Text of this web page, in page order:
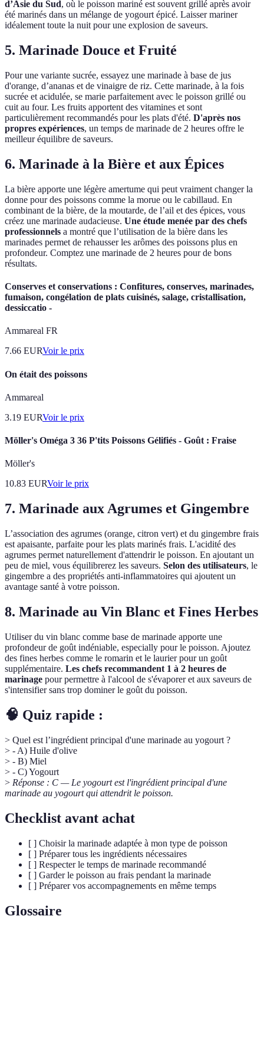
d’Asie du Sud, où le poisson mariné est souvent grillé après avoir
été marinés dans un mélange de yogourt épicé. Laisser mariner
idéalement toute la nuit pour une explosion de saveurs.
5. Marinade Douce et Fruité
Pour une variante sucrée, essayez une marinade à base de jus
d'orange, d’ananas et de vinaigre de riz. Cette marinade, à la fois
sucrée et acidulée, se marie parfaitement avec le poisson grillé ou
cuit au four. Les fruits apportent des vitamines et sont
particulièrement recommandés pour les plats d'été. D'après nos
propres expériences, un temps de marinade de 2 heures offre le
meilleur équilibre de saveurs.
6. Marinade à la Bière et aux Épices
La bière apporte une légère amertume qui peut vraiment changer la
donne pour des poissons comme la morue ou le cabillaud. En
combinant de la bière, de la moutarde, de l’ail et des épices, vous
créez une marinade audacieuse. Une étude menée par des chefs
professionnels a montré que l’utilisation de la bière dans les
marinades permet de rehausser les arômes des poissons plus en
profondeur. Comptez une marinade de 2 heures pour de bons
résultats.
Conserves et conservations : Confitures, conserves, marinades,
fumaison, congélation de plats cuisinés, salage, cristallisation,
dessiccatio -
Ammareal FR
7.66 EURVoir le prix
On était des poissons
Ammareal
3.19 EURVoir le prix
Möller's Oméga 3 36 P'tits Poissons Gélifiés - Goût : Fraise
Möller's
10.83 EURVoir le prix
7. Marinade aux Agrumes et Gingembre
L’association des agrumes (orange, citron vert) et du gingembre frais
est apaisante, parfaite pour les plats marinés frais. L'acidité des
agrumes permet naturellement d'attendrir le poisson. En ajoutant un
peu de miel, vous équilibrerez les saveurs. Selon des utilisateurs, le
gingembre a des propriétés anti-inflammatoires qui ajoutent un
avantage santé à votre poisson.
8. Marinade au Vin Blanc et Fines Herbes
Utiliser du vin blanc comme base de marinade apporte une
profondeur de goût indéniable, especially pour le poisson. Ajoutez
des fines herbes comme le romarin et le laurier pour un goût
supplémentaire. Les chefs recommandent 1 à 2 heures de
marinage pour permettre à l'alcool de s'évaporer et aux saveurs de
s'intensifier sans trop dominer le goût du poisson.
🧠 Quiz rapide :
> Quel est l’ingrédient principal d'une marinade au yogourt ?
> - A) Huile d'olive
> - B) Miel
> - C) Yogourt
> Réponse : C — Le yogourt est l'ingrédient principal d'une
marinade au yogourt qui attendrit le poisson.
Checklist avant achat
[ ] Choisir la marinade adaptée à mon type de poisson
[ ] Préparer tous les ingrédients nécessaires
[ ] Respecter le temps de marinade recommandé
[ ] Garder le poisson au frais pendant la marinade
[ ] Préparer vos accompagnements en même temps
Glossaire